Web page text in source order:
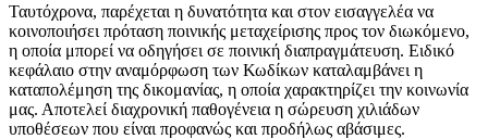
Ταυτόχρονα, παρέχεται η δυνατότητα και στον εισαγγελέα να
κοινοποιήσει πρόταση ποινικής μεταχείρισης προς τον διωκόμενο,
η οποία μπορεί να οδηγήσει σε ποινική διαπραγμάτευση. Ειδικό
κεφάλαιο στην αναμόρφωση των Κωδίκων καταλαμβάνει η
καταπολέμηση της δικομανίας, η οποία χαρακτηρίζει την κοινωνία
μας. Αποτελεί διαχρονική παθογένεια η σώρευση χιλιάδων
υποθέσεων που είναι προφανώς και προδήλως αβάσιμες.